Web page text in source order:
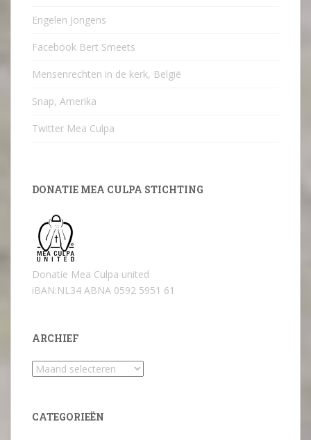
Engelen Jongens
Facebook Bert Smeets
Mensenrechten in de kerk, België
Snap, Amerika
Twitter Mea Culpa
DONATIE MEA CULPA STICHTING
Donatie Mea Culpa united
iBAN:NL34 ABNA 0592 5951 61
ARCHIEF
Archief
CATEGORIEËN